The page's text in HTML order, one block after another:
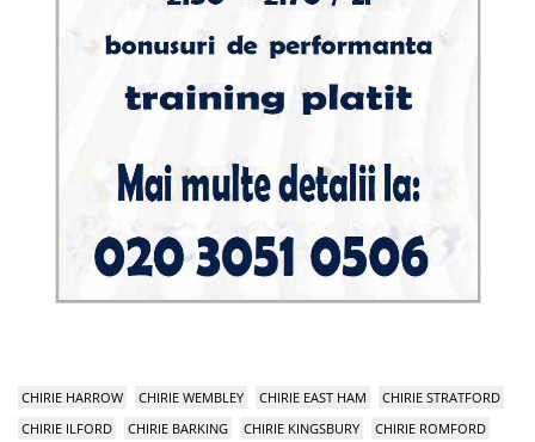
CHIRIE HARROW CHIRIE WEMBLEY CHIRIE EAST HAM
CHIRIE STRATFORD
CHIRIE ILFORD
CHIRIE BARKING CHIRIE KINGSBURY
CHIRIE ROMFORD